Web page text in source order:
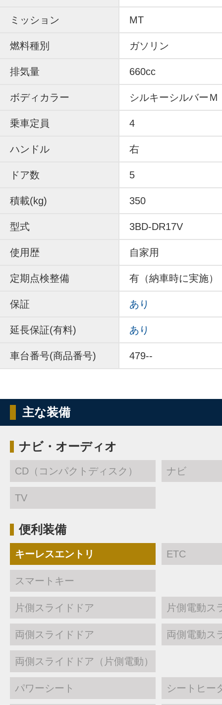
ミッション MT
燃料種別 ガソリン
排気量 660cc
ボディカラー シルキーシルバーＭ
乗車定員 4
ハンドル 右
ドア数 5
積載(kg) 350
型式 3BD-DR17V
使用歴 自家用
定期点検整備 有（納車時に実施）
保証 あり
延長保証(有料) あり
車台番号(商品番号) 479--
主な装備
ナビ・オーディオ
CD（コンパクトディスク） ナビ
TV
便利装備
キーレスエントリ ETC
スマートキー
片側スライドドア 片側電動ス
両側スライドドア 両側電動ス
両側スライドドア（片側電動）
パワーシート シートヒー